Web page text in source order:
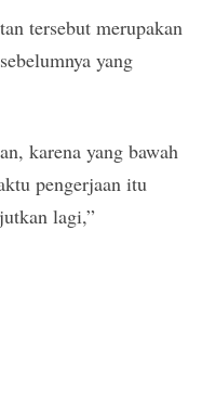
tersebut merupakan
yang
karena yang bawah
pengerjaan itu
lagi,”